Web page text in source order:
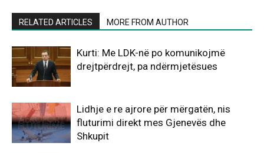
RELATED ARTICLES MORE FROM AUTHOR
Kurti: Me LDK-në po komunikojmë
drejtpërdrejt, pa ndërmjetësues
Lidhje e re ajrore për mërgatën, nis
fluturimi direkt mes Gjenevës dhe
Shkupit